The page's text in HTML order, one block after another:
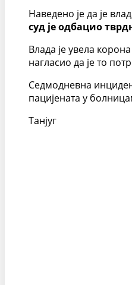
Наведено је да је
суд је одбацио
Влада је увела
нагласио да је то
Седмодневна
пацијената у
Танјуг